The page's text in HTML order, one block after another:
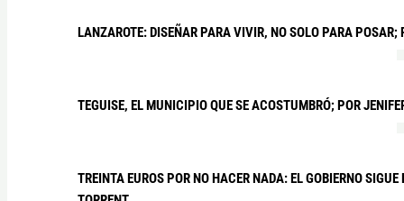
LANZAROTE: DISEÑAR PARA VIVIR, NO SOLO PARA
TEGUISE, EL MUNICIPIO QUE SE ACOSTUMBRÓ; POR
TREINTA EUROS POR NO HACER NADA: EL GOBIERNO